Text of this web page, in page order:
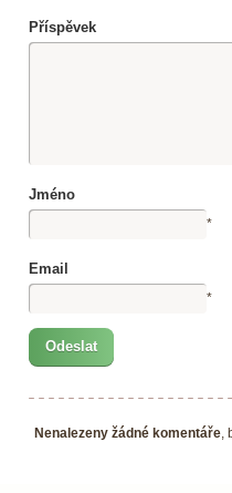
Příspěvek
Jméno
*
Email
*
Nenalezeny žádné komentáře,